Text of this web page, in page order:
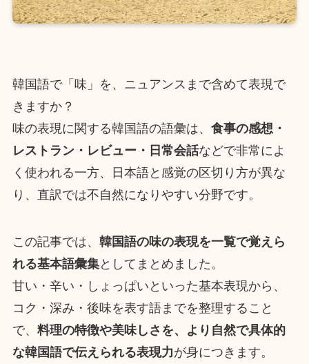
韓国語で「味」を、ニュアンスまで含めて表現で
きますか？
味の表現に関する韓国語の語彙は、 食事の感想・
レストラン・レビュー・日常会話などで非常によ
く使われる一方、日本語と感覚の区切り方が異な
り、直訳では不自然になりやすい分野です。
この記事では、 韓国語の味の表現を一覧で覚えら
れる基本語彙集としてまとめました。
甘い・辛い・しょっぱいといった基本表現から、
コク・深み・後味を表す語までを整理すること
で、 料理の特徴や美味しさを、より自然で具体的
な韓国語で伝えられる表現力が身につきます。